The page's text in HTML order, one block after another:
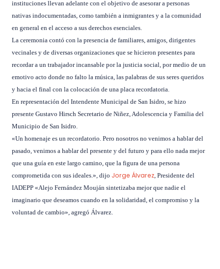
instituciones llevan adelante con el objetivo de asesorar a personas
nativas indocumentadas, como también a inmigrantes y a la comunidad
en general en el acceso a sus derechos esenciales.
La ceremonia contó con la presencia de familiares, amigos, dirigentes
vecinales y de diversas organizaciones que se hicieron presentes para
recordar a un trabajador incansable por la justicia social, por medio de un
emotivo acto donde no falto la música, las palabras de sus seres queridos
y hacia el final con la colocación de una placa recordatoria.
En representación del Intendente Municipal de San Isidro, se hizo
presente Gustavo Hirsch Secretario de Niñez, Adolescencia y Familia del
Municipio de San Isidro.
«Un homenaje es un recordatorio. Pero nosotros no venimos a hablar del
pasado, venimos a hablar del presente y del futuro y para ello nada mejor
que una guía en este largo camino, que la figura de una persona
comprometida con sus ideales.», dijo Jorge Álvarez, Presidente del
IADEPP «Alejo Fernández Mouján sintetizaba mejor que nadie el
imaginario que deseamos cuando en la solidaridad, el compromiso y la
voluntad de cambio», agregó Álvarez.